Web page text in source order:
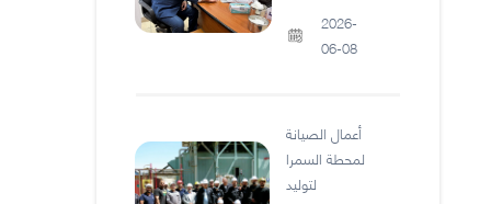
2026-
06-08
أعمال الصيانة
لمحطة السمرا
لتوليد